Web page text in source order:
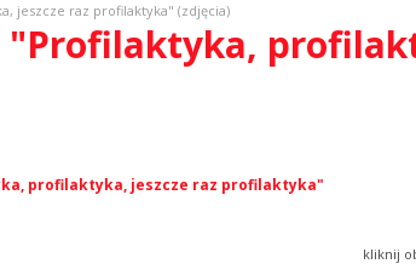
jeszcze raz profilaktyka" (zdjęcia)
"Profilaktyka,
profilaktyka, jeszcze raz profilaktyka"
kliknij